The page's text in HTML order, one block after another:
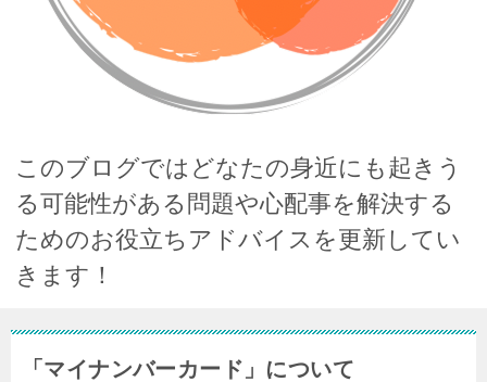
このブログではどなたの身近にも起きう
る可能性がある問題や心配事を解決する
ためのお役立ちアドバイスを更新してい
きます！
「マイナンバーカード」について